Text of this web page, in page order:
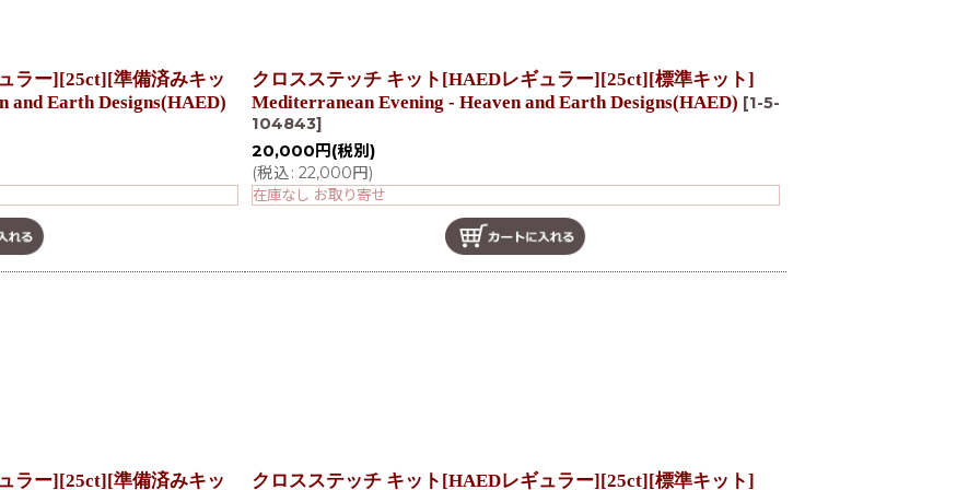
ラー][25ct][準備済みキッ
and Earth Designs(HAED)
クロスステッチ キット[HAEDレギュラー][25ct][標準キット]
Mediterranean Evening - Heaven and Earth Designs(HAED) [1-5-
104843]
20,000 円 (税別)
(税込: 22,000円)
在庫なし お取り寄せ
ラー][25ct][準備済みキッ クロスステッチ キット[HAEDレギュラー][25ct][標準キット]